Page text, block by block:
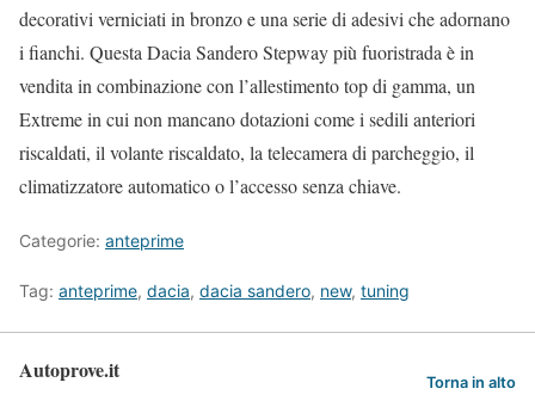
decorativi verniciati in bronzo e una serie di adesivi che adornano
i fianchi. Questa Dacia Sandero Stepway più fuoristrada è in
vendita in combinazione con l’allestimento top di gamma, un
Extreme in cui non mancano dotazioni come i sedili anteriori
riscaldati, il volante riscaldato, la telecamera di parcheggio, il
climatizzatore automatico o l’accesso senza chiave.
Categorie: anteprime
Tag: anteprime, dacia, dacia sandero, new, tuning
Autoprove.it Torna in alto